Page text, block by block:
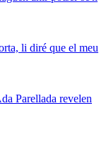
li diré que el meu
Parellada revelen